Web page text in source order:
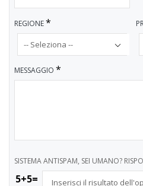
REGIONE*
MESSAGGIO *
SISTEMA ANTISPAM, SEI UMANO?
5+5=